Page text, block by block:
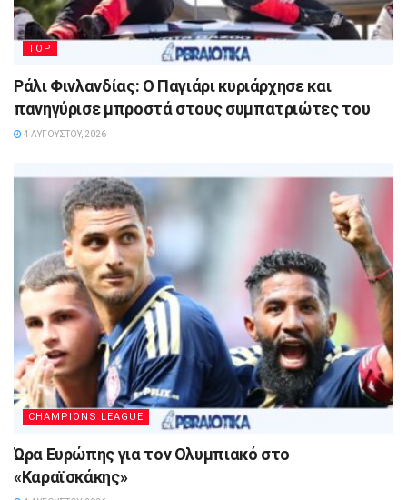
TOP
Ράλι Φινλανδίας: Ο Παγιάρι κυριάρχησε και
πανηγύρισε μπροστά στους συμπατριώτες του
4 ΑΥΓΟΎΣΤΟΥ, 2026
CHAMPIONS LEAGUE
Ώρα Ευρώπης για τον Ολυμπιακό στο
«Καραϊσκάκης»